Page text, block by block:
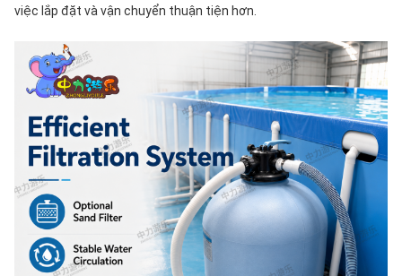
việc lắp đặt và vận chuyển thuận tiện hơn.